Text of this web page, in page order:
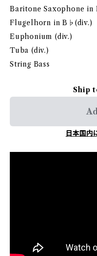
Baritone Saxophone in
Flugelhorn in B♭(div.)
Euphonium (div.)
Tuba (div.)
String Bass
Ship
日本国内